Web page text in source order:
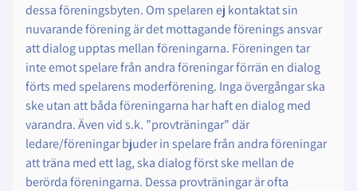
dessa föreningsbyten. Om spelaren ej kontaktat sin
nuvarande förening är det mottagande förenings ansvar
att dialog upptas mellan föreningarna. Föreningen tar
inte emot spelare från andra föreningar förrän en dialog
förts med spelarens moderförening. Inga övergångar ska
ske utan att båda föreningarna har haft en dialog med
varandra. Även vid s.k. ”provträningar” där
ledare/föreningar bjuder in spelare från andra föreningar
att träna med ett lag, ska dialog först ske mellan de
berörda föreningarna. Dessa provträningar är ofta